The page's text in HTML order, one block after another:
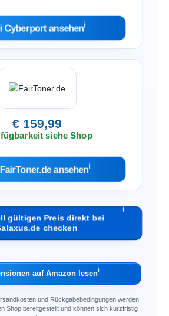
Cyberport ansehenℹ︎
€ 159,99
siehe Shop
ansehenℹ︎
gültigen Preis direkt bei
checken
ℹ︎
auf Amazon lesenℹ︎
und Rückgabebedingungen werden
Shop bereitgestellt und können sich kurzfristig